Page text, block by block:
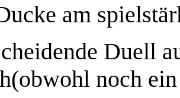
am
Duell
noch